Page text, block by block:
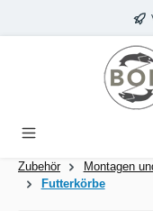
Zum Hauptinhalt springen
Zubehör Montagen
Futterkörbe